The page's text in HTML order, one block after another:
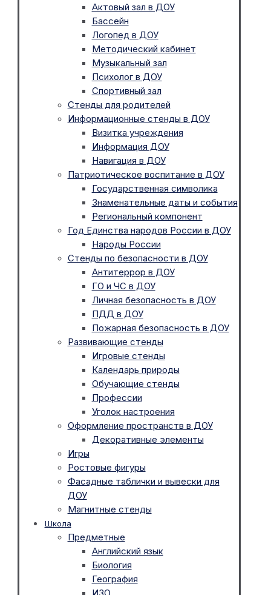
Актовый зал в ДОУ
Бассейн
Логопед в ДОУ
Методический кабинет
Музыкальный зал
Психолог в ДОУ
Спортивный зал
Стенды для родителей
Информационные стенды в ДОУ
Визитка учреждения
Информация ДОУ
Навигация в ДОУ
Патриотическое воспитание в ДОУ
Государственная символика
Знаменательные даты и события
Региональный компонент
Год Единства народов России в ДОУ
Народы России
Стенды по безопасности в ДОУ
Антитеррор в ДОУ
ГО и ЧС в ДОУ
Личная безопасность в ДОУ
ПДД в ДОУ
Пожарная безопасность в ДОУ
Развивающие стенды
Игровые стенды
Календарь природы
Обучающие стенды
Профессии
Уголок настроения
Оформление пространств в ДОУ
Декоративные элементы
Игры
Ростовые фигуры
Фасадные таблички и вывески для
ДОУ
Магнитные стенды
Школа
Предметные
Английский язык
Биология
География